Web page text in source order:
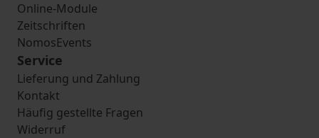
Online-Module
Zeitschriften
NomosEvents
Service
Lieferung und Zahlung
Kontakt
Häufig gestellte Fragen
Widerruf